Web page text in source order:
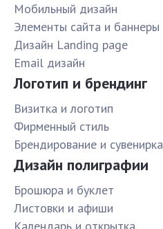
Мобильный дизайн
Элементы сайта и баннеры
Дизайн Landing page
Email дизайн
Логотип и брендинг
Визитка и логотип
Фирменный стиль
Брендирование и сувенирка
Дизайн полиграфии
Брошюра и буклет
Листовки и афиши